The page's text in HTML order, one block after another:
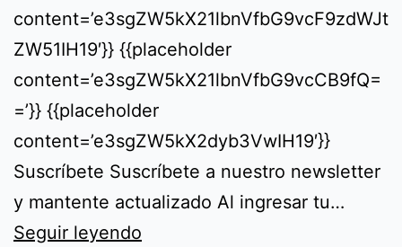
content=’e3sgZW5kX21lbnVfbG9vcF9zdWJt
ZW51IH19′}} {{placeholder
content=’e3sgZW5kX21lbnVfbG9vcCB9fQ=
=’}} {{placeholder
content=’e3sgZW5kX2dyb3VwIH19′}}
Suscríbete Suscríbete a nuestro newsletter
y mantente actualizado Al ingresar tu…
Seguir leyendo